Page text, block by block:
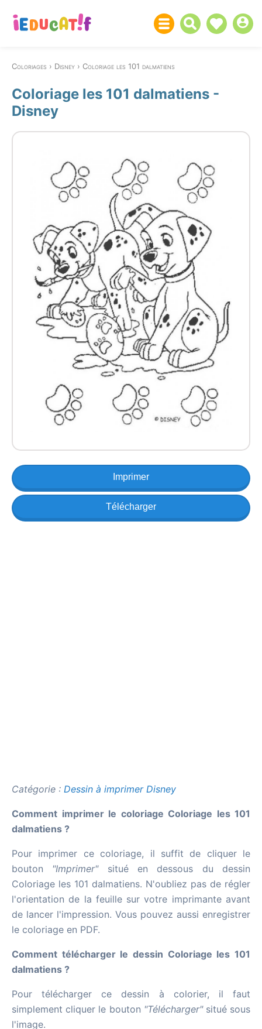
Coloriages Disney Coloriage les 101 dalmatiens
Coloriage les 101 dalmatiens -
Disney
Imprimer
Télécharger
Catégorie : Dessin à imprimer Disney
Comment imprimer le coloriage Coloriage les 101
dalmatiens ?
Pour imprimer ce coloriage, il suffit de cliquer le
bouton "Imprimer"situé en dessous du dessin
Coloriage les 101 dalmatiens. N'oubliez pas de régler
l'orientation de la feuille sur votre imprimante avant
de lancer l'impression. Vous pouvez aussi enregistrer
le coloriage en PDF.
Comment télécharger le dessin Coloriage les 101
dalmatiens ?
Pour télécharger ce dessin à colorier, il faut
simplement cliquer le bouton "Télécharger"situé sous
l'image.